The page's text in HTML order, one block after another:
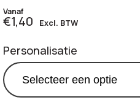
evenementen
Val op met je logo
tijdens elk
Vanaf
€1,40 Excl. BTW
Personalisatie